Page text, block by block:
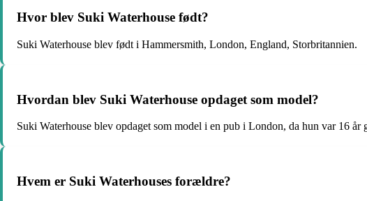
Hvor blev Suki Waterhouse født?
Suki Waterhouse blev født i Hammersmith, London, England, Storbritannien.
Hvordan blev Suki Waterhouse opdaget som model?
Suki Waterhouse blev opdaget som model i en pub i London, da hun var 16 år
Hvem er Suki Waterhouses forældre?